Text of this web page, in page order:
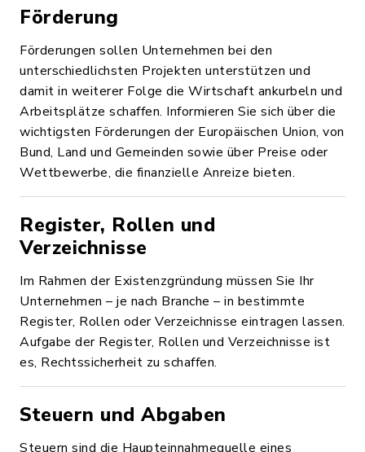
Förderung
Förderungen sollen Unternehmen bei den
unterschiedlichsten Projekten unterstützen und
damit in weiterer Folge die Wirtschaft ankurbeln und
Arbeitsplätze schaffen. Informieren Sie sich über die
wichtigsten Förderungen der Europäischen Union, von
Bund, Land und Gemeinden sowie über Preise oder
Wettbewerbe, die finanzielle Anreize bieten.
Register, Rollen und
Verzeichnisse
Im Rahmen der Existenzgründung müssen Sie Ihr
Unternehmen – je nach Branche – in bestimmte
Register, Rollen oder Verzeichnisse eintragen lassen.
Aufgabe der Register, Rollen und Verzeichnisse ist
es, Rechtssicherheit zu schaffen.
Steuern und Abgaben
Steuern sind die Haupteinnahmequelle eines